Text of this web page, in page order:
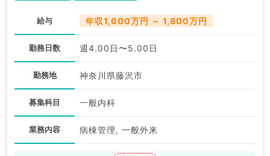
給与 年収1,000万円 ～ 1,800万円
勤務日数 週4.00日〜5.00日
勤務地 神奈川県藤沢市
募集科目 一般内科
業務内容 病棟管理, 一般外来